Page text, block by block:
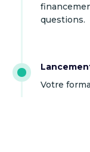
questions.
Votre